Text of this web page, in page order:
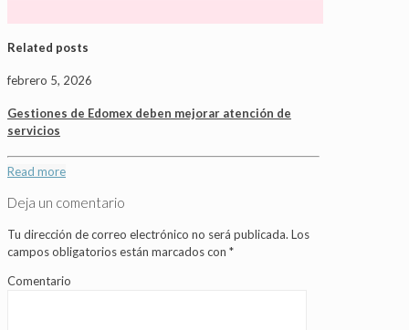
Related posts
febrero 5, 2026
Gestiones de Edomex deben mejorar atención de
servicios
Read more
Deja un comentario
Tu dirección de correo electrónico no será publicada. Los
campos obligatorios están marcados con *
Comentario